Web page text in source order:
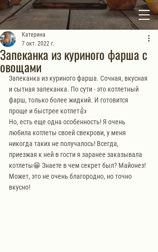
Запеканка из куриного фарша с
овощами
Катерина
7 окт. 2022 г.
Запеканка из куриного фарша. Сочная, вкусная
и сытная запеканка. По сути - это котлетный
фарш, только более жидкий. И готовится
проще и быстрее котлет👍
Но, есть еще одна особенность! Я очень
любила котлеты своей свекрови, у меня
никогда таких не получалось! Всегда,
приезжая к ней в гости я заранее заказывала
котлеты😁 Знаете в чем секрет был? Майонез!
Может, это не очень благородно, но точно
вкусно!